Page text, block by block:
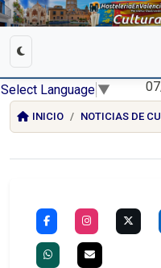
Select Language ▼
INICIO NOTICIAS DE